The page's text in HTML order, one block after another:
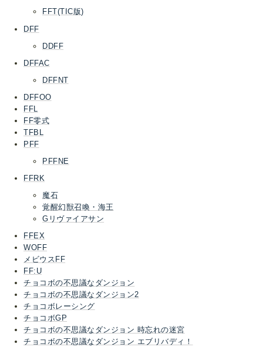
FFT(TIC版)
DFF
DDFF
DFFAC
DFFNT
DFFOO
FFL
FF零式
TFBL
PFF
PFFNE
FFRK
魔石
覚醒幻獣召喚・海王
Gリヴァイアサン
FFEX
WOFF
メビウスFF
FF:U
チョコボの不思議なダンジョン
チョコボの不思議なダンジョン2
チョコボレーシング
チョコボGP
チョコボの不思議なダンジョン 時忘れの迷宮
チョコボの不思議なダンジョン エブリバディ！